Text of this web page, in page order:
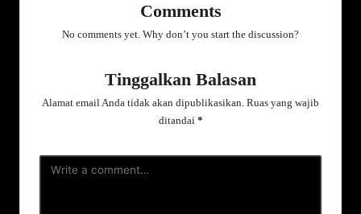
Comments
No comments yet. Why don’t you start the discussion?
Tinggalkan Balasan
Alamat email Anda tidak akan dipublikasikan. Ruas yang wajib
ditandai *